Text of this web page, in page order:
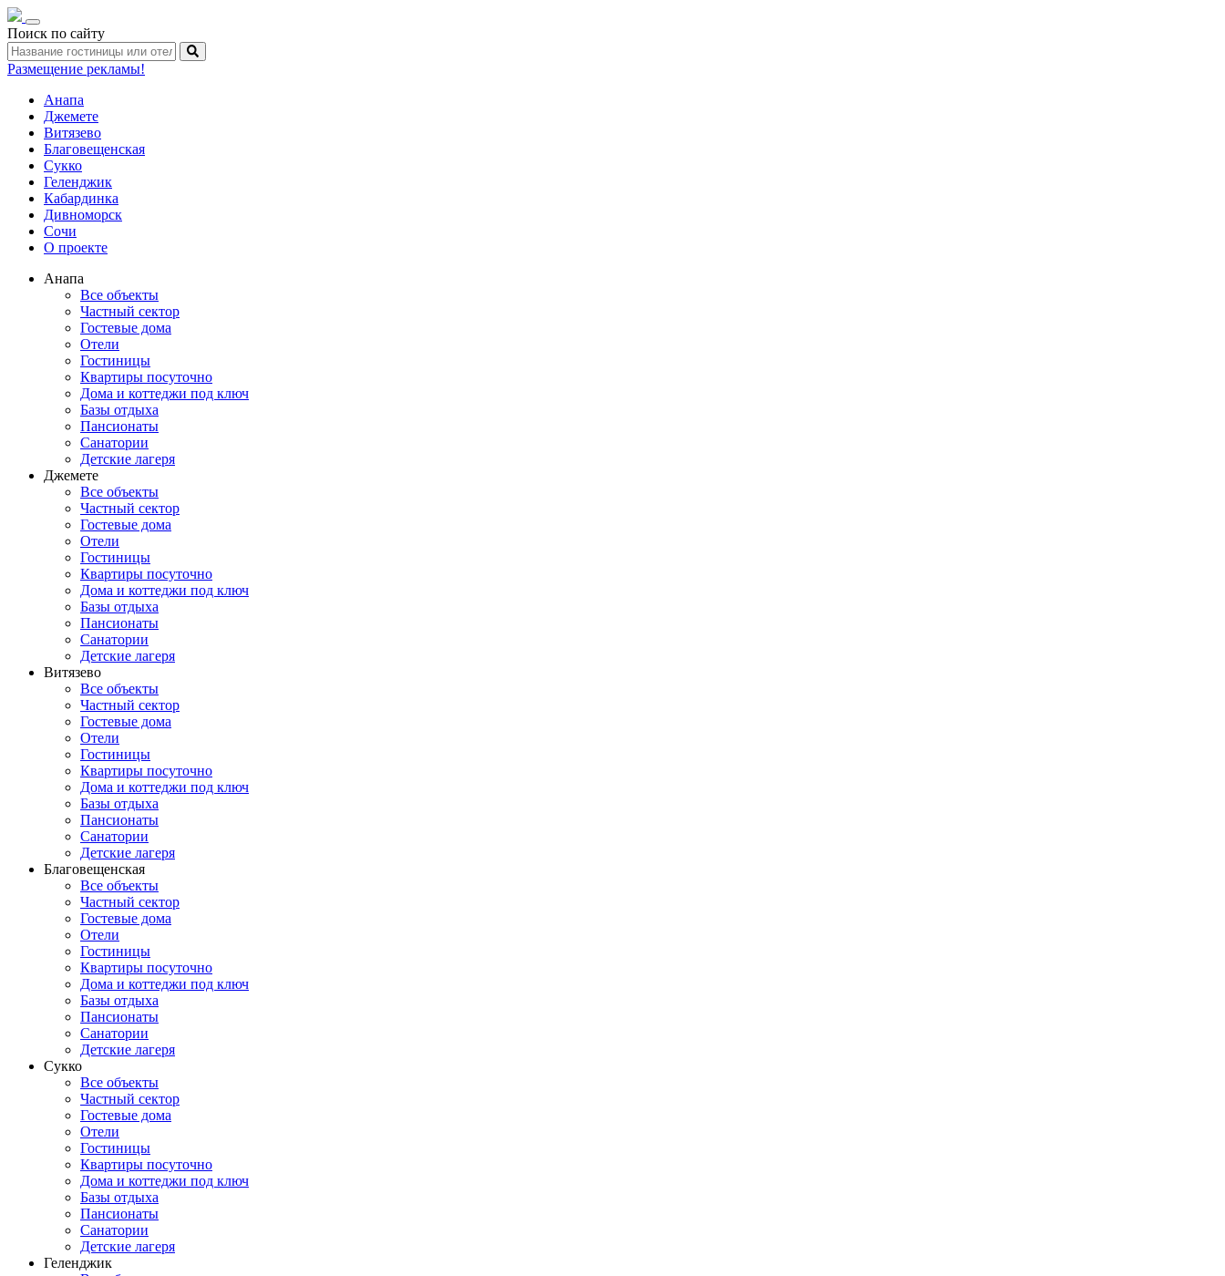
Toggle
navigation
Поиск по сайту
Размещение рекламы!
Анапа
Джемете
Витязево
Благовещенская
Сукко
Геленджик
Кабардинка
Дивноморск
Сочи
О проекте
Анапа
Все объекты
Частный сектор
Гостевые дома
Отели
Гостиницы
Квартиры посуточно
Дома и коттеджи под ключ
Базы отдыха
Пансионаты
Санатории
Детские лагеря
Джемете
Все объекты
Частный сектор
Гостевые дома
Отели
Гостиницы
Квартиры посуточно
Дома и коттеджи под ключ
Базы отдыха
Пансионаты
Санатории
Детские лагеря
Витязево
Все объекты
Частный сектор
Гостевые дома
Отели
Гостиницы
Квартиры посуточно
Дома и коттеджи под ключ
Базы отдыха
Пансионаты
Санатории
Детские лагеря
Благовещенская
Все объекты
Частный сектор
Гостевые дома
Отели
Гостиницы
Квартиры посуточно
Дома и коттеджи под ключ
Базы отдыха
Пансионаты
Санатории
Детские лагеря
Сукко
Все объекты
Частный сектор
Гостевые дома
Отели
Гостиницы
Квартиры посуточно
Дома и коттеджи под ключ
Базы отдыха
Пансионаты
Санатории
Детские лагеря
Геленджик